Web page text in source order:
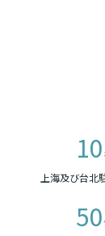
10
上海及び台北
50